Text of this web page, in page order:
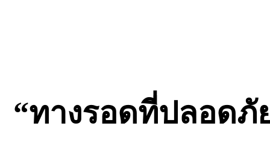
“ทางรอดที่ปลอดภั